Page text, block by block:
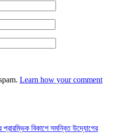
Learn how your comment
বিকাশে সমন্বিত উদ্যোগের